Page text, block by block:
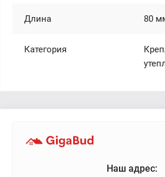
Длина 80
Категория
Наш адрес: